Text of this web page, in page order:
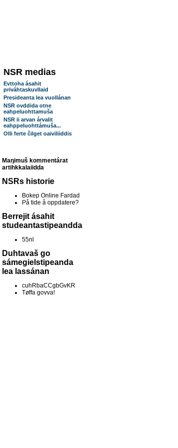
NSR medias
Evttoha ásahit
priváhtaskuvllaid
Presideanta lea vuollánan
NSR ovddida otne
eahpeluohttamuša
NSR ii arvan árvalit
eahppeluohttámuša...
Olli ferte čilget oaiviliiddis
Maŋimuš kommentárat
artihkkalaiidda
NSRs historie
Bokep Online Fardad
På tide å oppdatere?
Berrejit ásahit
studeantastipeandda
55nl
Duhtavaš go
sámegielstipeanda
lea lassánan
cuhRbaCCgbGvKR
Tøffa govva!